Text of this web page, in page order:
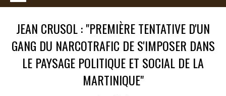
JEAN CRUSOL : "PREMIÈRE TENTATIVE D'UN
GANG DU NARCOTRAFIC DE S'IMPOSER DANS
LE PAYSAGE POLITIQUE ET SOCIAL DE LA
MARTINIQUE"